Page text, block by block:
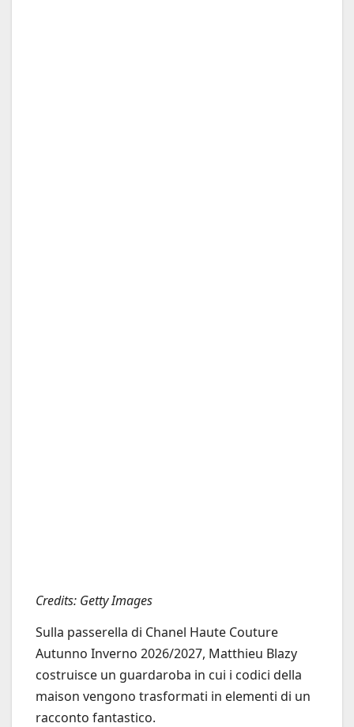
Credits: Getty Images
Sulla passerella di Chanel Haute Couture
Autunno Inverno 2026/2027, Matthieu Blazy
costruisce un guardaroba in cui i codici della
maison vengono trasformati in elementi di un
racconto fantastico.